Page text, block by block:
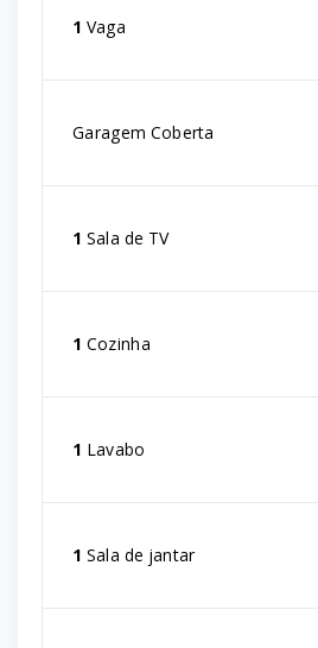
1 Vaga
Garagem Coberta
1 Sala de TV
1 Cozinha
1 Lavabo
1 Sala de jantar